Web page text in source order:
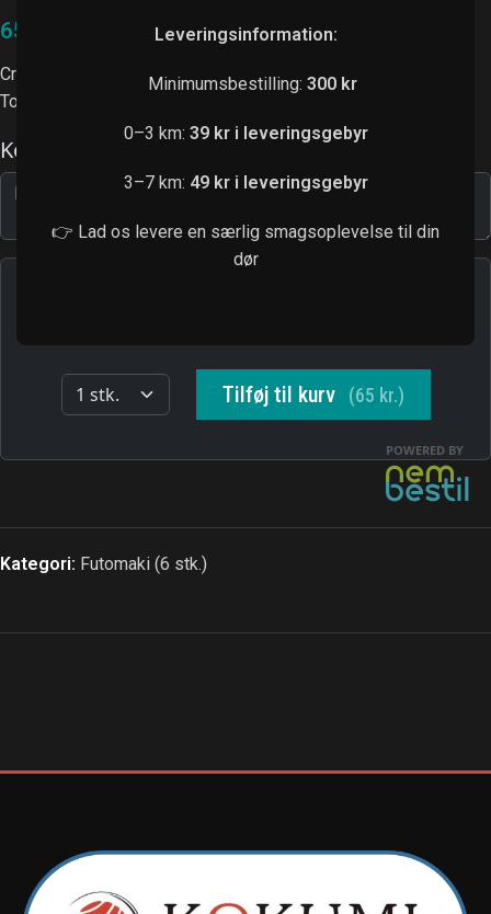
Leveringsinformation:
Minimumsbestilling: 300 kr
0–3 km: 39 kr i leveringsgebyr
3–7 km: 49 kr i leveringsgebyr
👉 Lad os levere en særlig smagsoplevelse til din
dør
65,00
Crispy kylling, avocado, agurk
Toppet med teriyaki
Kategori: Futomaki (6 stk.)